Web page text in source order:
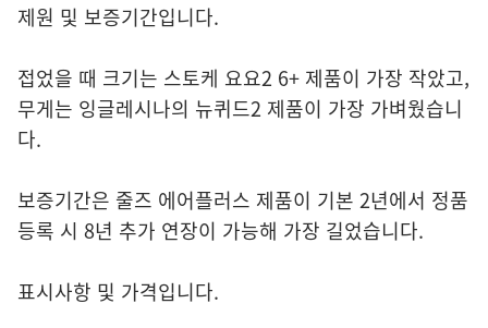
제원 및 보증기간입니다.
접었을 때 크기는 스토케 요요2 6+ 제품이 가장 작았고,
무게는 잉글레시나의 뉴퀴드2 제품이 가장 가벼웠습니
다.
보증기간은 줄즈 에어플러스 제품이 기본 2년에서 정품
등록 시 8년 추가 연장이 가능해 가장 길었습니다.
표시사항 및 가격입니다.